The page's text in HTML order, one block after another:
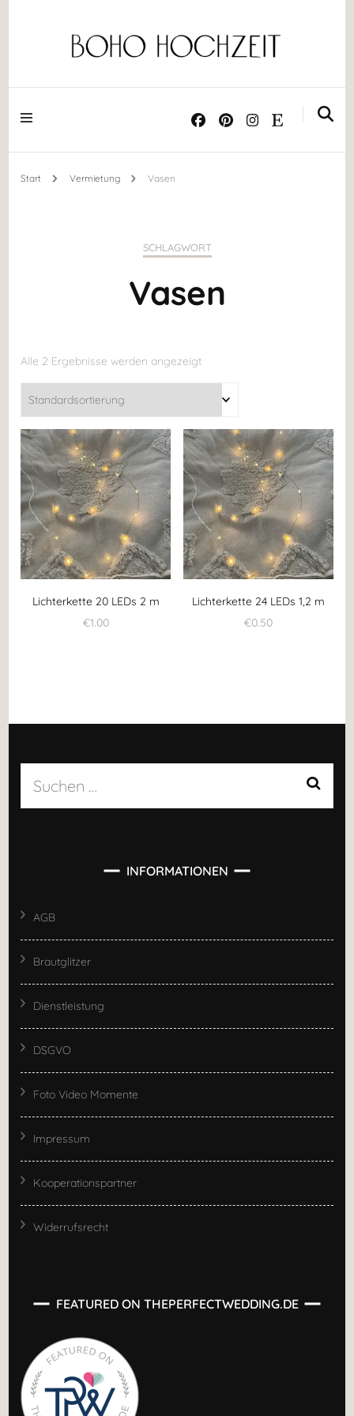
BOHO HOCHZEIT
Start Vermietung Vasen
SCHLAGWORT
Vasen
Alle 2 Ergebnisse werden angezeigt
Lichterkette 20 LEDs 2 m
€1.00
Lichterkette 24 LEDs 1,2 m
€0.50
Suchen
nach:
INFORMATIONEN
AGB
Brautglitzer
Dienstleistung
DSGVO
Foto Video Momente
Impressum
Kooperationspartner
Widerrufsrecht
FEATURED ON THEPERFECTWEDDING.DE